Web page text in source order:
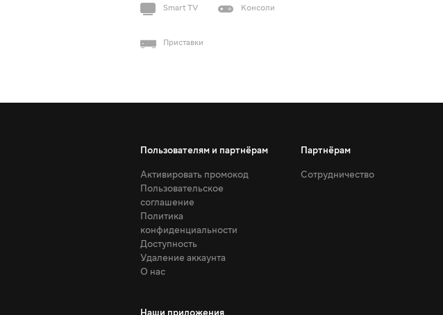
Smart TV Консоли
Приставки
Пользователям и партнёрам
Активировать промокод
Пользовательское
соглашение
Политика
конфиденциальности
Доступность
Удаление аккаунта
О нас
Партнёрам
Сотрудничество